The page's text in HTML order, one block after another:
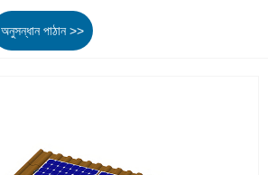
অনুসন্ধান পাঠান >>